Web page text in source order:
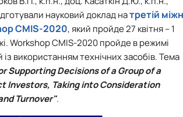
науковий доклад натретій міжн
CMIS-2020, який пройде 27 квітня – 1
Workshop CMIS-2020 пройде в режимі
використанням технічних засобів. Тема
Supporting Decisions of a Group of a
Investors, Taking into Consideration
Turnover".